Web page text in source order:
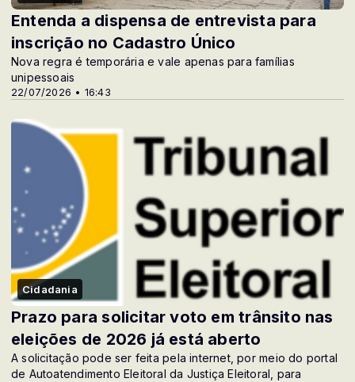
22/07/2026 • 16:43
Entenda a dispensa de entrevista para
inscrição no Cadastro Único
Nova regra é temporária e vale apenas para famílias
unipessoais
Cidadania
Prazo para solicitar voto em trânsito nas
eleições de 2026 já está aberto
A solicitação pode ser feita pela internet, por meio do portal
de Autoatendimento Eleitoral da Justiça Eleitoral, para